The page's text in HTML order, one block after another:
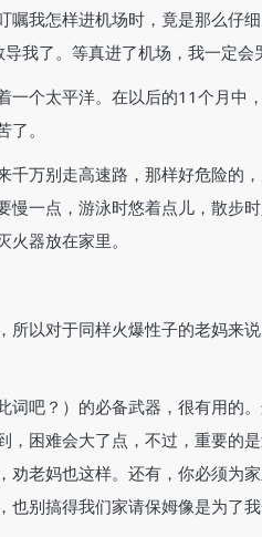
嘱我怎样进机场时，竟是那么仔
我了。等真进了机场，我一定会
一个太平洋。在以后的11个月中
。
千万别走高速路，那样好危险的
慢一点，游泳时悠着点儿，散步
器放在家里。
所以对于同样火爆性子的老妈
词吧？）的必备武器，很有用的
困难会大了点，不过，重要的
劝老妈也这样。还有，你必须为
别搞得我们家请保姆像是为了我